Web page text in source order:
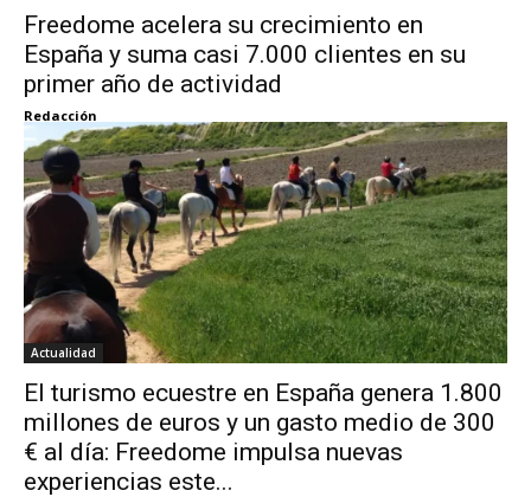
Freedome acelera su crecimiento en
España y suma casi 7.000 clientes en su
primer año de actividad
Redacción
Actualidad
El turismo ecuestre en España genera 1.800
millones de euros y un gasto medio de 300
€ al día: Freedome impulsa nuevas
experiencias este...